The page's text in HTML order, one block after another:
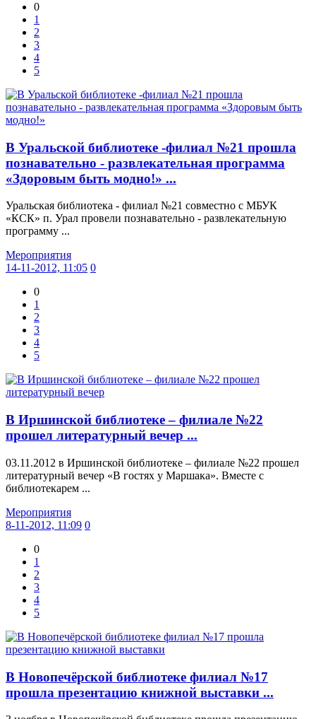
0
1
2
3
4
5
В Уральской библиотеке -филиал №21 прошла
познавательно - развлекательная программа
«Здоровым быть модно!» ...
Уральская библиотека - филиал №21 совместно с МБУК
«КСК» п. Урал провели познавательно - развлекательную
программу ...
Мероприятия
14-11-2012, 11:05 0
0
1
2
3
4
5
В Иршинской библиотеке – филиале №22
прошел литературный вечер ...
03.11.2012 в Иршинской библиотеке – филиале №22 прошел
литературный вечер «В гостях у Маршака». Вместе с
библиотекарем ...
Мероприятия
8-11-2012, 11:09 0
0
1
2
3
4
5
В Новопечёрской библиотеке филиал №17
прошла презентацию книжной выставки ...